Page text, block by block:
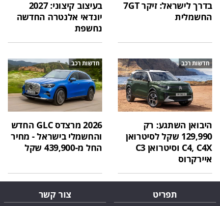
בדרך לישראל: זיקר 7GT
החשמלית
בעיצוב קיצוני: 2027
יונדאי אלנטרה החדשה
נחשפת
חדשות רכב
היבואן השתגע: רק
129,990 שקל לסיטרואן
C4, C4X וסיטרואן C3
איירקרוס
חדשות רכב
2026 מרצדס GLC החדש
והחשמלי בישראל - מחיר
החל מ-439,900 שקל
תפריט צור קשר